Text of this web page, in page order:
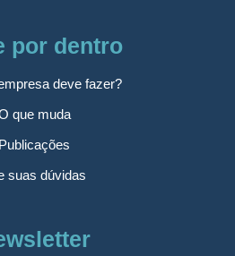
por dentro
deve fazer?
que muda
Publicações
suas dúvidas